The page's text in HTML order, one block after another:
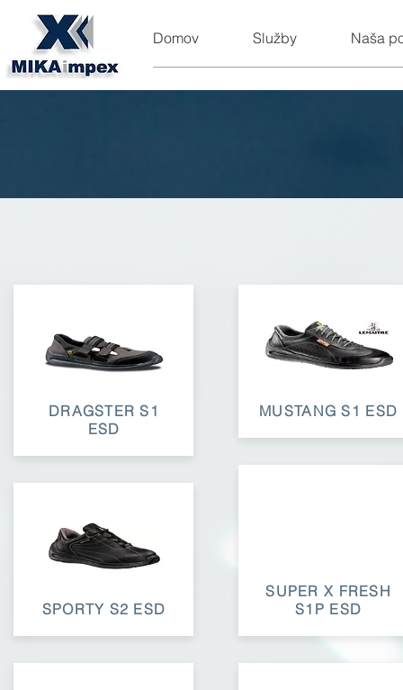
Domov Služby Naša
DRAGSTER S1
ESD
SPORTY S2 ESD
MUSTANG S1 ESD
SUPER X FRESH
S1P ESD